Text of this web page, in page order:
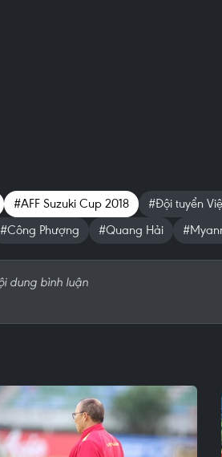
#AFF Suzuki Cup 2018 #Đội tuyển
#Công Phượng #Quang Hải